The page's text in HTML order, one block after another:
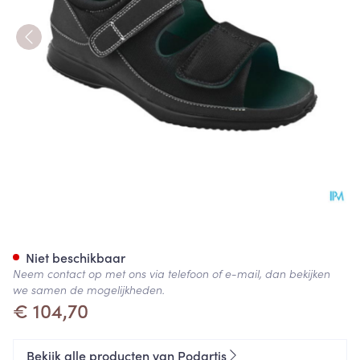
€ 104,70
Niet beschikbaar
Neem contact op met ons via telefoon of e-mail, dan bekijken
we samen de mogelijkheden.
Bekijk alle producten van Podartis